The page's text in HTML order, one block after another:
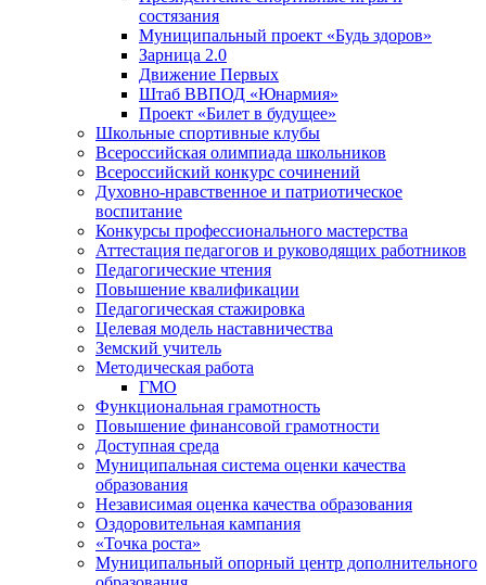
состязания
Муниципальный проект «Будь здоров»
Зарница 2.0
Движение Первых
Штаб ВВПОД «Юнармия»
Проект «Билет в будущее»
Школьные спортивные клубы
Всероссийская олимпиада школьников
Всероссийский конкурс сочинений
Духовно-нравственное и патриотическое
воспитание
Конкурсы профессионального мастерства
Аттестация педагогов и руководящих работников
Педагогические чтения
Повышение квалификации
Педагогическая стажировка
Целевая модель наставничества
Земский учитель
Методическая работа
ГМО
Функциональная грамотность
Повышение финансовой грамотности
Доступная среда
Муниципальная система оценки качества
образования
Независимая оценка качества образования
Оздоровительная кампания
«Точка роста»
Муниципальный опорный центр дополнительного